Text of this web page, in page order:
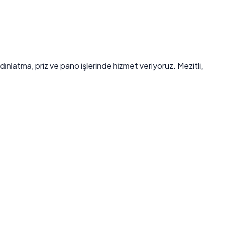
priz ve pano işlerinde hizmet veriyoruz. Mezitli,